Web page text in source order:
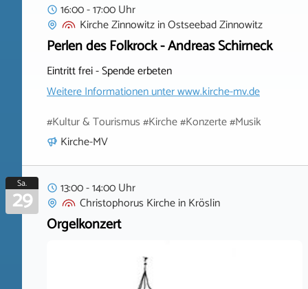
16:00 - 17:00 Uhr
Kirche ZinnowitzinOstseebad Zinnowitz
Perlen des Folkrock - Andreas Schirneck
Eintritt frei - Spende erbeten
Weitere Informationen unterwww.kirche-mv.de
#Kultur & Tourismus #Kirche #Konzerte #Musik
Kirche-MV
Sa.
29
13:00 - 14:00 Uhr
Christophorus KircheinKröslin
Orgelkonzert